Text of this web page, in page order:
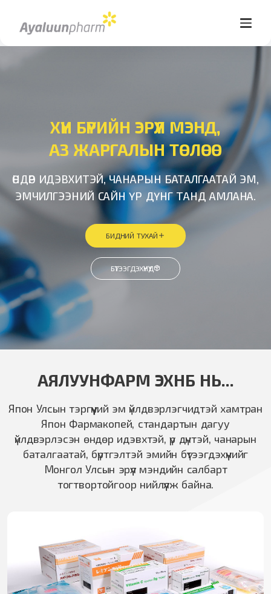
ХҮН БҮРИЙН ЭРҮҮЛ МЭНД,
АЗ ЖАРГАЛЫН ТӨЛӨӨ
ӨНДӨР ИДЭВХИТЭЙ, ЧАНАРЫН БАТАЛГААТАЙ ЭМ,
ЭМЧИЛГЭЭНИЙ САЙН ҮР ДҮНГ ТАНД АМЛАНА.
БИДНИЙ ТУХАЙ
БҮТЭЭГДЭХҮҮНҮҮД
АЯЛУУНФАРМ ЭХНБ НЬ...
Япон Улсын тэргүүний эм үйлдвэрлэгчидтэй хамтран
Япон Фармакопей, стандартын дагуу
үйлдвэрлэсэн өндөр идэвхтэй, үр дүнтэй, чанарын
баталгаатай, бүртгэлтэй эмийн бүтээгдэхүүнийг
Монгол Улсын эрүүл мэндийн салбарт
тогтвортойгоор нийлүүлж байна.